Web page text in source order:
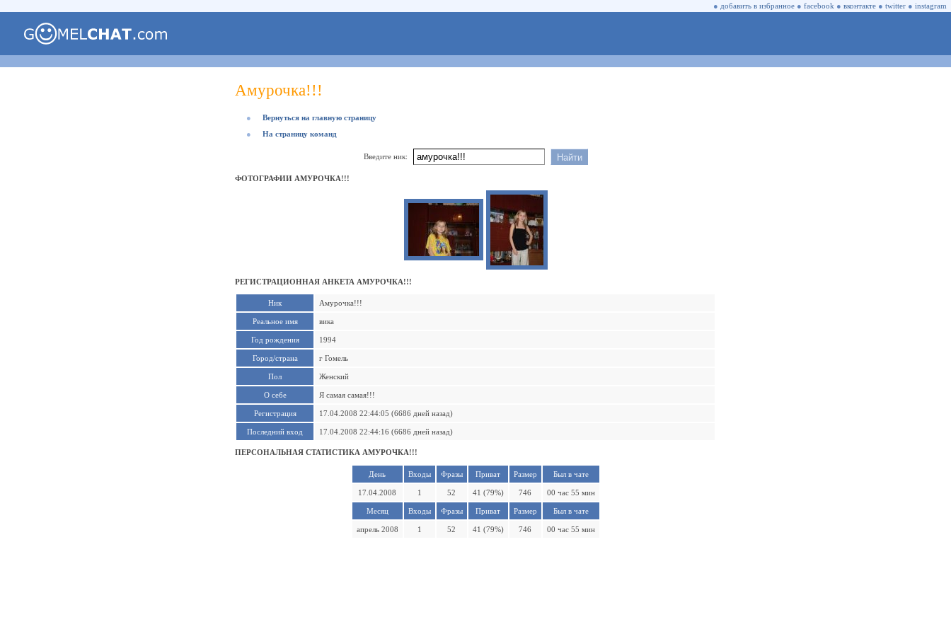
● добавить в избранное ● facebook ● вконтакте ● twitter ● instagram
Амурочка!!!
●
Вернуться на главную страницу
●
На страницу команд
Введите ник:
ФОТОГРАФИИ АМУРОЧКА!!!
РЕГИСТРАЦИОННАЯ АНКЕТА АМУРОЧКА!!!
Ник Амурочка!!!
Реальное имя вика
Год рождения 1994
Город/страна г Гомель
Пол Женский
О себе Я самая самая!!!
Регистрация 17.04.2008 22:44:05 (6686 дней назад)
Последний вход 17.04.2008 22:44:16 (6686 дней назад)
ПЕРСОНАЛЬНАЯ СТАТИСТИКА АМУРОЧКА!!!
День Входы Фразы Приват Размер Был в чате
17.04.2008 1 52 41 (79%) 746 00 час 55 мин
Месяц Входы Фразы Приват Размер Был в чате
апрель 2008 1 52 41 (79%) 746 00 час 55 мин